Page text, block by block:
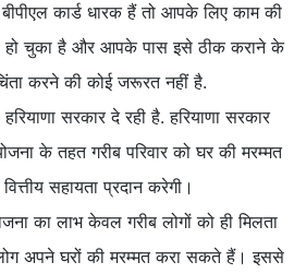
कार्ड धारक हैं तो आपके लिए काम की
हो चुका है और आपके पास इसे ठीक कराने के
करने की कोई जरूरत नहीं है.
सरकार दे रही है. हरियाणा सरकार
के तहत गरीब परिवार को घर की मरम्मत
सहायता प्रदान करेगी।
का लाभ केवल गरीब लोगों को ही मिलता
अपने घरों की मरम्मत करा सकते हैं। इससे